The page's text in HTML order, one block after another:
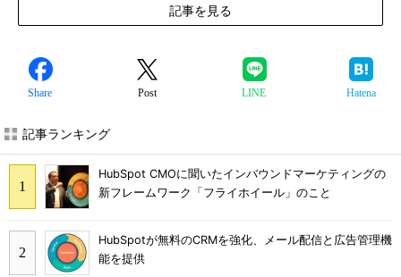
記事を見る
Share Post LINE Hatena
記事ランキング
HubSpot CMOに聞いたインバウンドマーケティングの
新フレームワーク「フライホイール」のこと
HubSpotが無料のCRMを強化、メール配信と広告管理機
能を提供